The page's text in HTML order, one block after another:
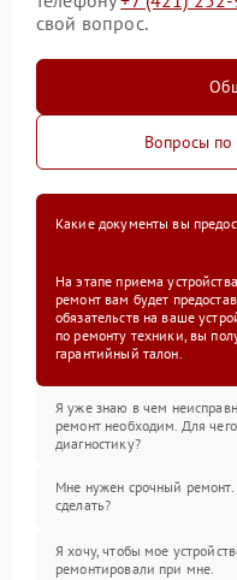
свой вопрос.
Вопросы по
Какие документы вы
На этапе приема
ремонт вам будет
обязательств на ваше
по ремонту техники, вы
гарантийный талон.
Я уже знаю в чем
ремонт необходим. Для
диагностику?
Мне нужен срочный
сделать?
Я хочу, чтобы мое
ремонтировали при мне.